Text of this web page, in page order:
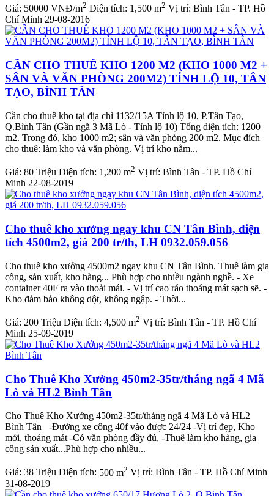
Giá: 50000 VNĐ/m2 Diện tích: 1,500 m2 Vị trí: Bình Tân - TP. Hồ
Chí Minh 29-08-2016
CẦN CHO THUÊ KHO 1200 M2 (KHO 1000 M2 +
SÂN VÀ VĂN PHÒNG 200M2) TỈNH LỘ 10, TÂN
TẠO, BÌNH TÂN
Cần cho thuê kho tại địa chì 1132/15A Tỉnh lộ 10, P.Tân Tạo,
Q.Bình Tân (Gần ngã 3 Mã Lò - Tỉnh lộ 10) Tổng diện tích: 1200
m2. Trong đó, kho 1000 m2; sân và văn phòng 200 m2. Mục đích
cho thuê: làm kho và văn phòng. Vị trí kho nằm...
Giá: 80 Triệu Diện tích: 1,200 m2 Vị trí: Bình Tân - TP. Hồ Chí
Minh 22-08-2019
Cho thuê kho xưởng ngay khu CN Tân Bình, diện
tích 4500m2, giá 200 tr/th, LH 0932.059.056
Cho thuê kho xưởng 4500m2 ngay khu CN Tân Bình. Thuê làm gia
công, sản xuất, kho hàng... Phù hợp cho nhiều ngành nghề. - Xe
container 40F ra vào thoải mái. - Vị trí cao ráo thoáng mát sạch sẽ. -
Kho đảm bảo không dột, không ngập. - Thời...
Giá: 200 Triệu Diện tích: 4,500 m2 Vị trí: Bình Tân - TP. Hồ Chí
Minh 25-09-2019
Cho Thuê Kho Xưởng 450m2-35tr/tháng ngã 4 Mã
Lò và HL2 Bình Tân
Cho Thuê Kho Xưởng 450m2-35tr/tháng ngã 4 Mã Lò và HL2
Bình Tân -Đường xe công 40f vào được 24/24 -Vị trí đẹp, Kho
mới, thoáng mát -Có văn phòng đầy đủ, -Thuê làm kho hàng, gia
công sản xuất...Phù hợp cho nhiều...
Giá: 38 Triệu Diện tích: 500 m2 Vị trí: Bình Tân - TP. Hồ Chí Minh
31-08-2019